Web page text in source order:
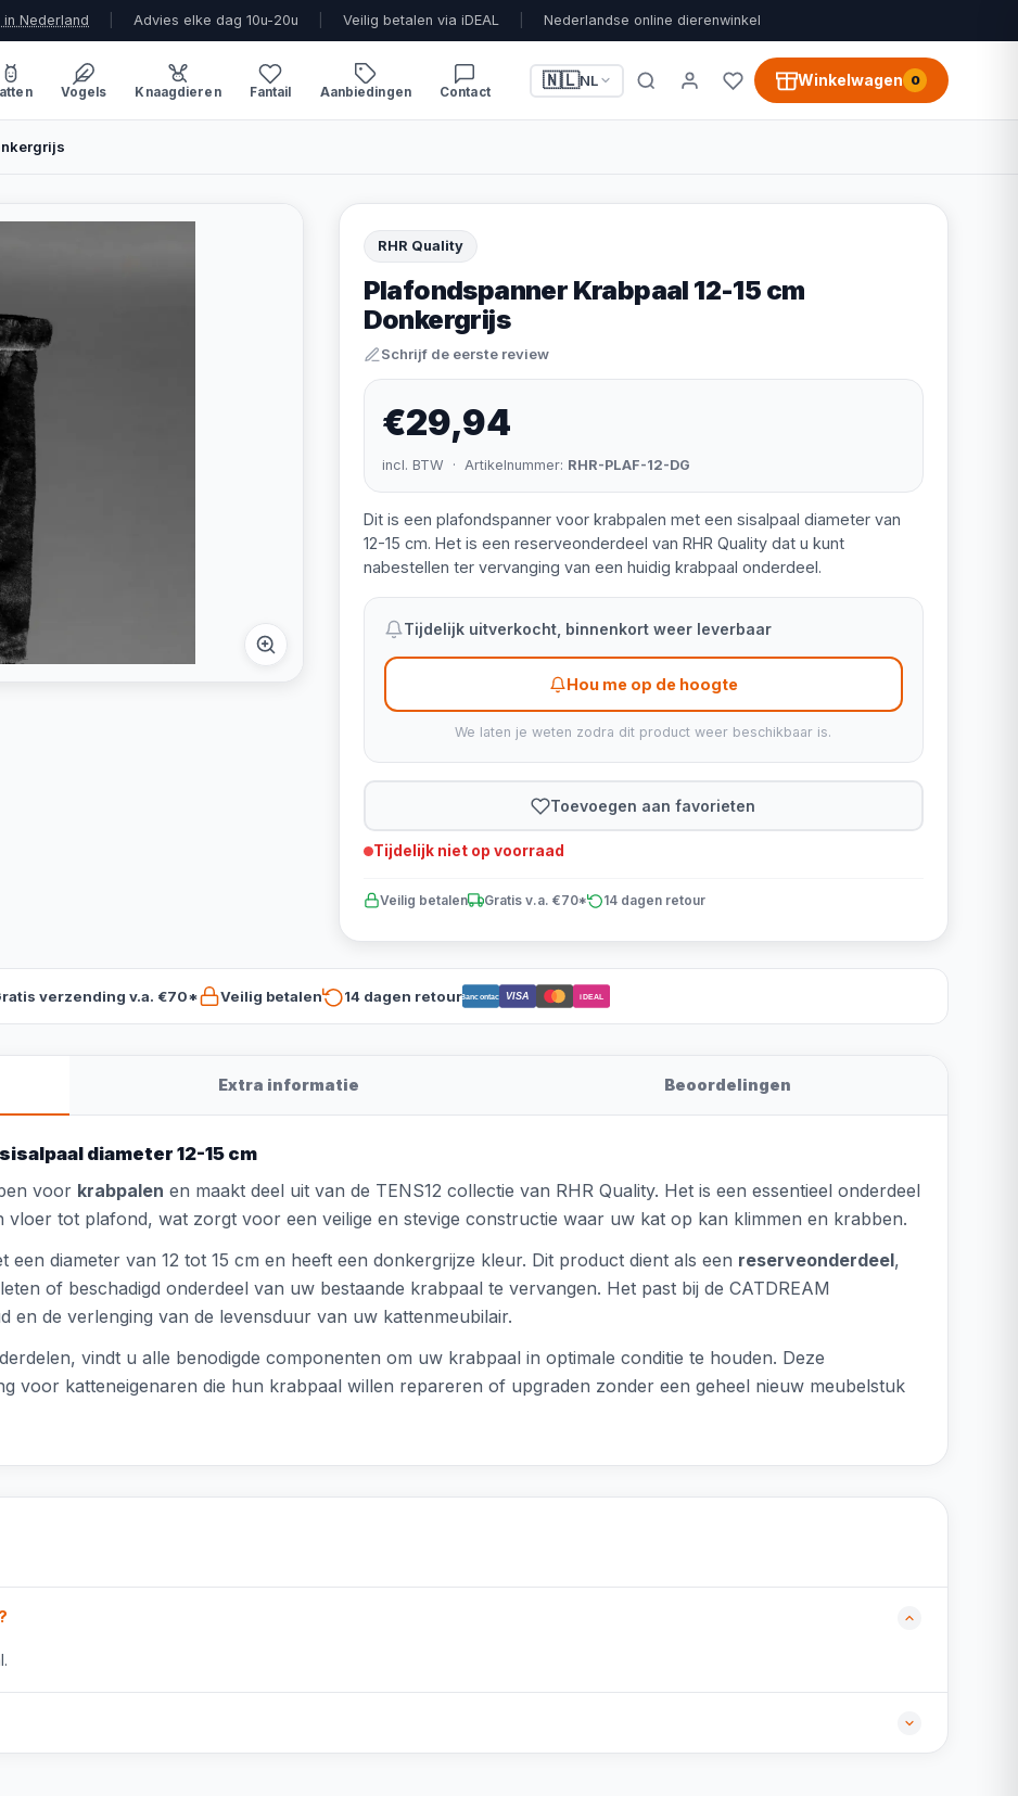
Nederland Advies elke dag 10u-20u Veilig betalen via iDEAL Nederlandse online dierenwinkel
Vogels Knaagdieren Fantail Aanbiedingen Contact
🇳🇱NL Winkelwagen 0
RHR Quality
Plafondspanner Krabpaal 12-15 cm
Donkergrijs
Schrijf de eerste review
€29,94
incl. BTW · Artikelnummer: RHR-PLAF-12-DG
Dit is een plafondspanner voor krabpalen met een sisalpaal diameter van
12-15 cm. Het is een reserveonderdeel van RHR Quality dat u kunt
nabestellen ter vervanging van een huidig krabpaal onderdeel.
Tijdelijk uitverkocht, binnenkort weer leverbaar
Hou me op de hoogte
We laten je weten zodra dit product weer beschikbaar is.
Toevoegen aan favorieten
Tijdelijk niet op voorraad
Veilig betalen Gratis v.a. €70* 14 dagen retour
verzending v.a. €70* Veilig betalen 14 dagen retourBancontact VISA iDEAL
Extra informatie Beoordelingen
diameter 12-15 cm
voor krabpalen en maakt deel uit van de TENS12 collectie van RHR Quality. Het is een essentieel onderdeel
tot plafond, wat zorgt voor een veilige en stevige constructie waar uw kat op kan klimmen en krabben.
een diameter van 12 tot 15 cm en heeft een donkergrijze kleur. Dit product dient als een reserveonderdeel,
of beschadigd onderdeel van uw bestaande krabpaal te vervangen. Het past bij de CATDREAM
en de verlenging van de levensduur van uw kattenmeubilair.
vindt u alle benodigde componenten om uw krabpaal in optimale conditie te houden. Deze
voor katteneigenaren die hun krabpaal willen repareren of upgraden zonder een geheel nieuw meubelstuk